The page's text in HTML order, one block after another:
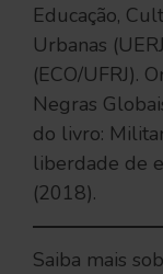
Educação,
Urbanas
(ECO/UFRJ).
Negras
do livro:
liberdade de
(2018).
Saiba mais